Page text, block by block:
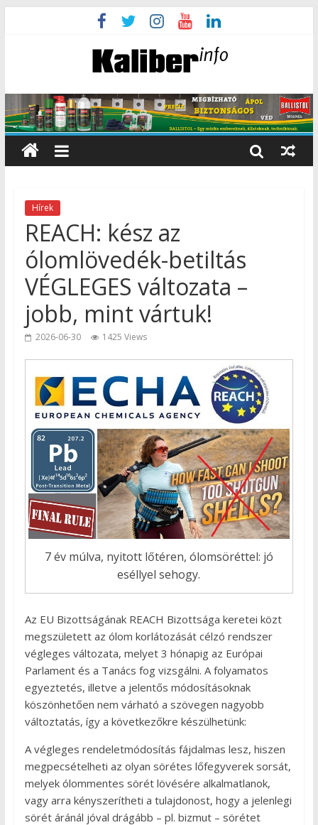
Hírek
REACH: kész az
ólomlövedék-betiltás
VÉGLEGES változata –
jobb, mint vártuk!
2026-06-30 1425 Views
7 év múlva, nyitott lőtéren, ólomsöréttel: jó
eséllyel sehogy.
Az EU Bizottságának REACH Bizottsága keretei közt
megszületett az ólom korlátozását célzó rendszer
végleges változata, melyet 3 hónapig az Európai
Parlament és a Tanács fog vizsgálni. A folyamatos
egyeztetés, illetve a jelentős módosításoknak
köszönhetően nem várható a szövegen nagyobb
változtatás, így a következőkre készülhetünk:
A végleges rendeletmódosítás fájdalmas lesz, hiszen
megpecsételheti az olyan sörétes lőfegyverek sorsát,
melyek ólommentes sörét lövésére alkalmatlanok,
vagy arra kényszerítheti a tulajdonost, hogy a jelenlegi
sörét áránál jóval drágább – pl. bizmut – sörétet